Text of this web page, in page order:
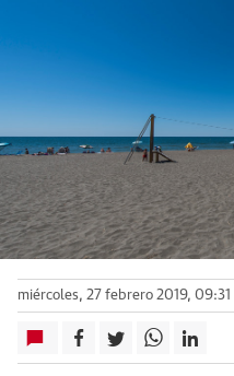
miércoles, 27 febrero 2019, 09:31